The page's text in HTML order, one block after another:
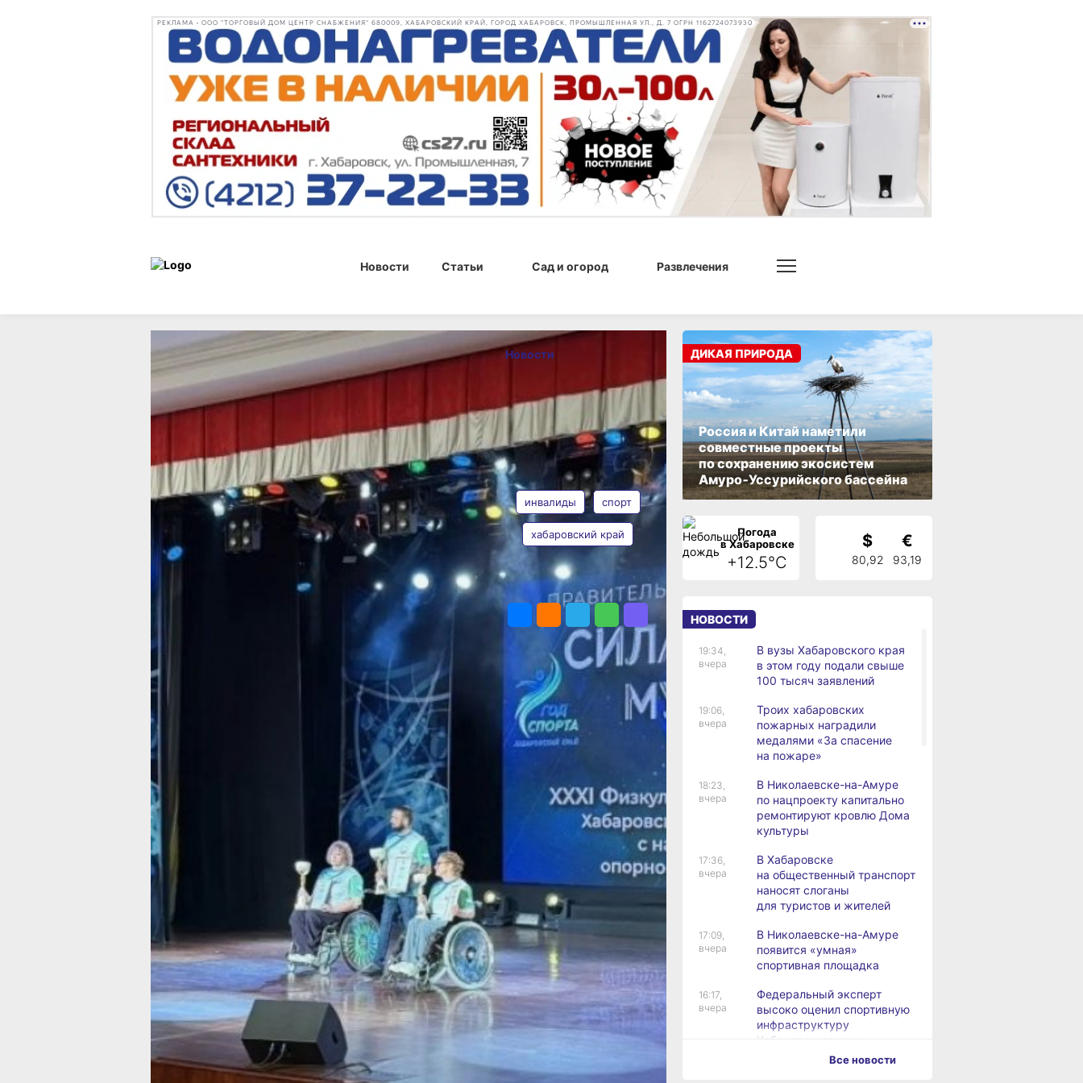
РЕКЛАМА • ООО "ТОРГОВЫЙ ДОМ ЦЕНТР СНАБЖЕНИЯ" 680009, ХАБАРОВСКИЙ КРАЙ, ГОРОД ХАБАРОВСК, ПРОМЫШЛЕННАЯ УЛ., Д. 7 ОГРН 1162724073930
Новости Статьи Сад и огород Развлечения
Новости 29 мая 2026 г., 18:06
В Хабаровске
подвели итоги
фестиваля
«Сила.
Мужество.
Рекорды»
Мероприятие приурочено к Году Спорта
в Хабаровском крае
Пресс-служба министерства
социальной защиты Хабаровского края
В краевом дворце дружбы «Русь» прошла
церемония закрытия
среди инвалидов с нарушением функций
опорно‑двигательного аппарата «Сила.
Мужество. Рекорды»(12+), сообщили
в пресс-службе губернатора
и правительства Хабаровского края.
Участники состязались в семи видах
спорта — бочче, пауэрлифтинге, гонках
на колясках, стрельбе из электронного
оружия, дартсе, настольном теннисе
и шашках. Обеспечили и безбарьерную
среду и адаптированные условия
размещения для маломобильных
спортсменов.
На церемонии присутствовали
представители органов власти
Хабаровского края, федеральных
учреждений, социальной сферы, а также
люди с инвалидностью и семьи
с детьми‑инвалидами.
Мероприятие завершилось инклюзивной
концертной программой с участием
артистов с инвалидностью и детских
коллективов Хабаровска.
Отметим, что фестиваль проводится
ежегодно на протяжении 31 года. В 2024
году его впервые организовали на базе
спортивно‑оздоровительного лагеря
Новости
ОПУБЛИКОВАНО
29 мая 2026 г., 18:06
АВТОР
Валерия
Железная
ТЕГИ
инвалиды спорт
хабаровский край
ПОДЕЛИТЬСЯ
Россия и Китай наметили
совместные проекты
по сохранению экосистем
Амуро‑Уссурийского бассейна
ДИКАЯ ПРИРОДА
Погода
в Хабаровске
+12.5°C
$
80,92
€
93,19
НОВОСТИ
19:34,
вчера
В вузы Хабаровского края
в этом году подали свыше
100 тысяч заявлений
19:06,
вчера
Троих хабаровских
пожарных наградили
медалями «За спасение
на пожаре»
18:23,
вчера
В Николаевске-на-Амуре
по нацпроекту капитально
ремонтируют кровлю Дома
культуры
17:36,
вчера
В Хабаровске
на общественный транспорт
наносят слоганы
для туристов и жителей
17:09,
вчера
В Николаевске-на-Амуре
появится «умная»
спортивная площадка
16:17,
вчера
Федеральный эксперт
высоко оценил спортивную
инфраструктуру
Хабаровского края
Все новости